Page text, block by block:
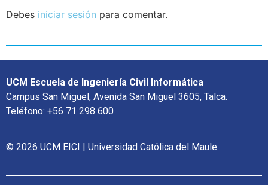
Debes iniciar sesión para comentar.
UCM Escuela de Ingeniería Civil Informática
Campus San Miguel, Avenida San Miguel 3605, Talca.
Teléfono: +56 71 298 600
© 2026 UCM EICI | Universidad Católica del Maule